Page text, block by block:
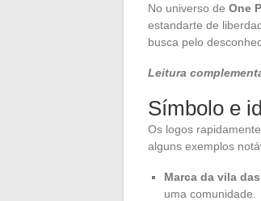
No universo de One
estandarte de
busca pelo
Leitura
Símbolo e
Os logos
alguns exemplos
Marca da vila
uma comunidade.